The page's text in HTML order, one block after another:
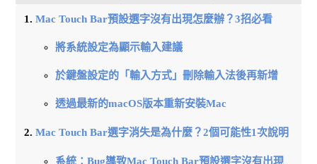
Mac Touch Bar預設選字沒有出現怎麼辦？3招必看
將系統設定為顯示輸入建議
於鍵盤設定的「輸入方式」刪除輸入法後再新增
透過最新的macOS版本重新安裝Mac
Mac Touch Bar選字消失是為什麼？2個可能性1次說明
系統：Bug導致Mac Touch Bar預設選字沒有出現